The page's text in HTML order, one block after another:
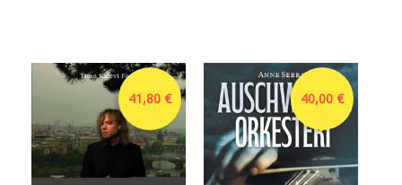
41,80 € 40,00 €